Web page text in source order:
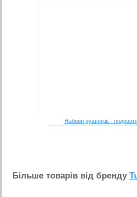
Набори рушників -
Бiльше товарiв вiд бренду